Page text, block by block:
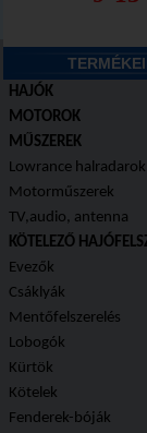
HAJÓK
MOTOROK
MŰSZEREK
Lowrance
Motorműszerek
TV,audio, antenna
KÖTELEZŐ
Evezők
Csáklyák
Mentőfelszerelés
Lobogók
Kürtök
Kötelek
Fenderek-bóják